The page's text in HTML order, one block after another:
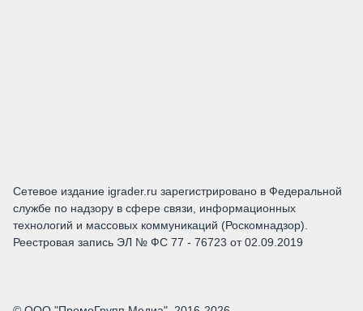
Сетевое издание igrader.ru зарегистрировано в Федеральной
службе по надзору в сфере связи, информационных
технологий и массовых коммуникаций (Роскомнадзор).
Реестровая запись ЭЛ № ФС 77 - 76723 от 02.09.2019